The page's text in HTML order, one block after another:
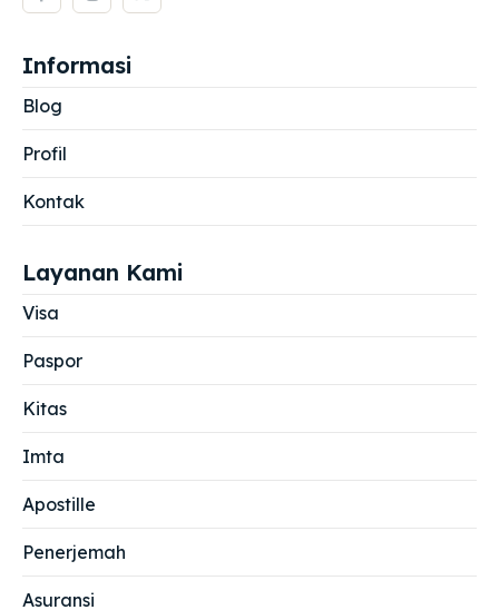
Informasi
Blog
Profil
Kontak
Layanan Kami
Visa
Paspor
Kitas
Imta
Apostille
Penerjemah
Asuransi